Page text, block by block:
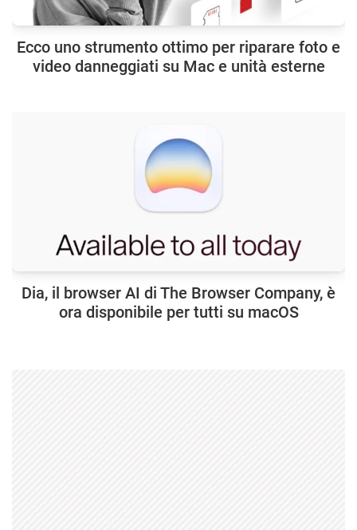
Ecco uno strumento ottimo per riparare foto e
video danneggiati su Mac e unità esterne
Dia, il browser AI di The Browser Company, è
ora disponibile per tutti su macOS